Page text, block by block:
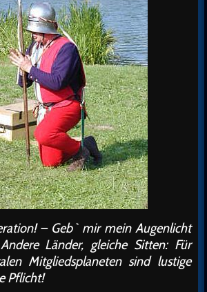
– Geb` mir mein Augenlicht
Länder, gleiche Sitten: Für
Mitgliedsplaneten sind lustige
Pflicht!